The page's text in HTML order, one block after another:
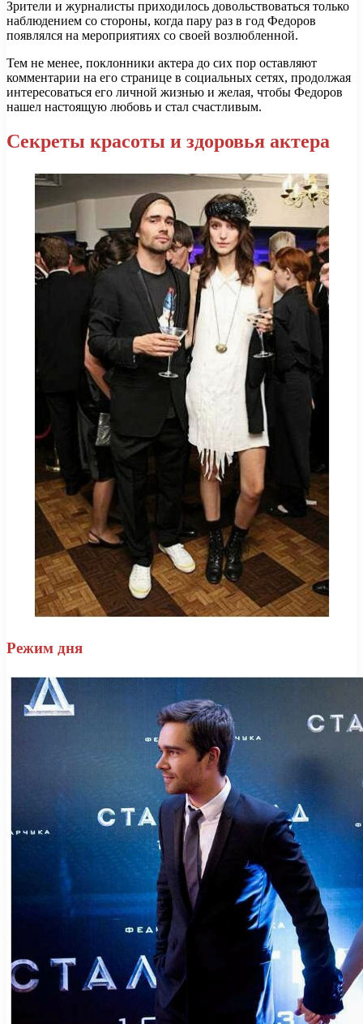
Зрители и журналисты приходилось довольствоваться только
наблюдением со стороны, когда пару раз в год Федоров
появлялся на мероприятиях со своей возлюбленной.
Тем не менее, поклонники актера до сих пор оставляют
комментарии на его странице в социальных сетях, продолжая
интересоваться его личной жизнью и желая, чтобы Федоров
нашел настоящую любовь и стал счастливым.
Секреты красоты и здоровья актера
Режим дня